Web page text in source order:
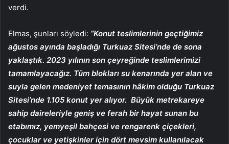
verdi.
Elmas, şunları söyledi: “Konut teslimlerinin geçtiğimiz
ağustos ayında başladığı Turkuaz Sitesi’nde de sona
yaklaştık. 2023 yılının son çeyreğinde teslimlerimizi
tamamlayacağız. Tüm blokları su kenarında yer alan ve
suyla gelen medeniyet temasının hâkim olduğu Turkuaz
Sitesi’nde 1.105 konut yer alıyor. Büyük metrekareye
sahip daireleriyle geniş ve ferah bir hayat sunan bu
etabımız, yemyeşil bahçesi ve rengarenk çiçekleri,
çocuklar ve yetişkinler için dört mevsim kullanılacak